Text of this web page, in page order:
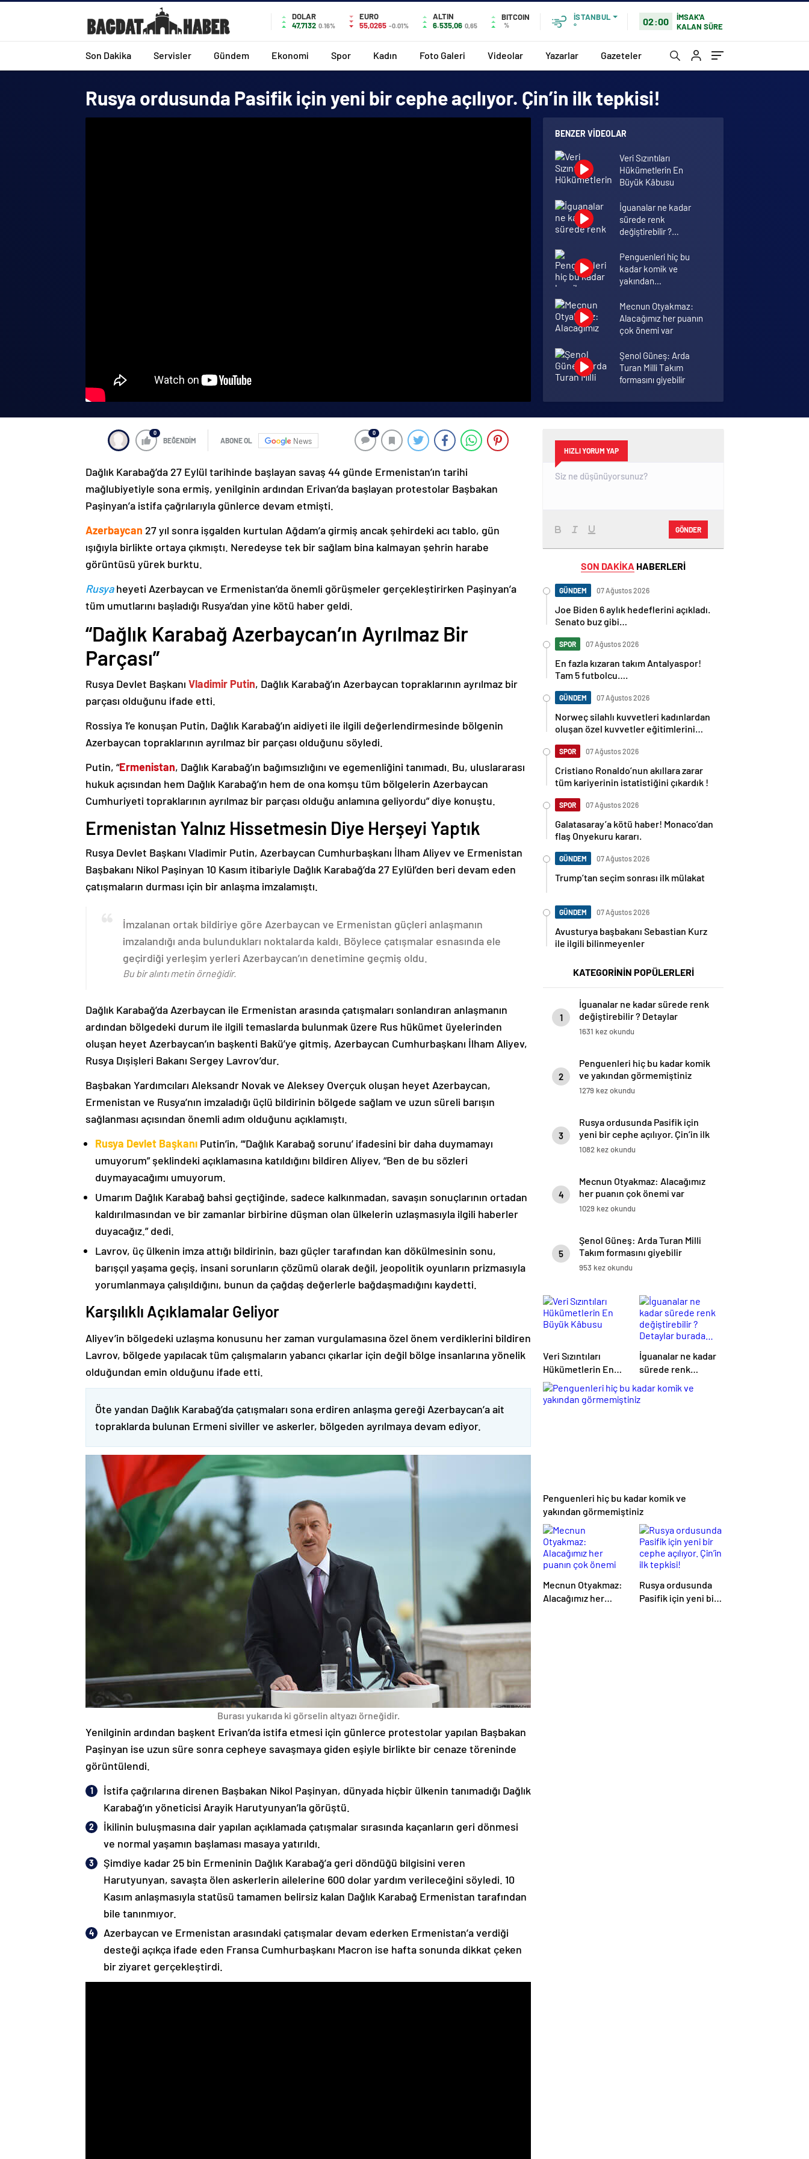
DOLAR
47,7132 0.16%
EURO
55,0265 -0.01%
ALTIN
6.535,06 0,65
BITCOIN
%
İSTANBUL
°
02:00
İMSAK'A
KALAN SÜRE
Son Dakika Servisler Gündem Ekonomi Spor Kadın Foto Galeri Videolar Yazarlar Gazeteler
Rusya ordusunda Pasifik için yeni bir cephe açılıyor. Çin’in ilk tepkisi!
BENZER VIDEOLAR
Veri Sızıntıları
Hükümetlerin En
Büyük Kâbusu
İguanalar ne kadar
sürede renk
değiştirebilir ?
Penguenleri hiç bu
kadar komik ve
yakından
Mecnun Otyakmaz:
Alacağımız her puanın
çok önemi var
Şenol Güneş: Arda
Turan Milli Takım
formasını giyebilir
İkinci dalganın
yaşandığı Bursa’da
0
BEĞENDİM ABONE OL News
0
Dağlık Karabağ’da 27 Eylül tarihinde başlayan savaş 44 günde Ermenistan’ın tarihi
mağlubiyetiyle sona ermiş, yenilginin ardından Erivan’da başlayan protestolar Başbakan
Paşinyan’a istifa çağrılarıyla günlerce devam etmişti.
Azerbaycan 27 yıl sonra işgalden kurtulan Ağdam’a girmiş ancak şehirdeki acı tablo, gün
ışığıyla birlikte ortaya çıkmıştı. Neredeyse tek bir sağlam bina kalmayan şehrin harabe
görüntüsü yürek burktu.
Rusyaheyeti Azerbaycan ve Ermenistan’da önemli görüşmeler gerçekleştirirken Paşinyan’a
tüm umutlarını başladığı Rusya’dan yine kötü haber geldi.
“Dağlık Karabağ Azerbaycan’ın Ayrılmaz Bir
Parçası”
Rusya Devlet Başkanı Vladimir Putin, Dağlık Karabağ’ın Azerbaycan topraklarının ayrılmaz bir
parçası olduğunu ifade etti.
Rossiya 1’e konuşan Putin, Dağlık Karabağ’ın aidiyeti ile ilgili değerlendirmesinde bölgenin
Azerbaycan topraklarının ayrılmaz bir parçası olduğunu söyledi.
Putin, “Ermenistan, Dağlık Karabağ’ın bağımsızlığını ve egemenliğini tanımadı. Bu, uluslararası
hukuk açısından hem Dağlık Karabağ’ın hem de ona komşu tüm bölgelerin Azerbaycan
Cumhuriyeti topraklarının ayrılmaz bir parçası olduğu anlamına geliyordu” diye konuştu.
Ermenistan Yalnız Hissetmesin Diye Herşeyi Yaptık
Rusya Devlet Başkanı Vladimir Putin, Azerbaycan Cumhurbaşkanı İlham Aliyev ve Ermenistan
Başbakanı Nikol Paşinyan 10 Kasım itibariyle Dağlık Karabağ’da 27 Eylül’den beri devam eden
çatışmaların durması için bir anlaşma imzalamıştı.
İmzalanan ortak bildiriye göre Azerbaycan ve Ermenistan güçleri anlaşmanın
imzalandığı anda bulundukları noktalarda kaldı. Böylece çatışmalar esnasında ele
geçirdiği yerleşim yerleri Azerbaycan’ın denetimine geçmiş oldu.
Bu bir alıntı metin örneğidir.
Dağlık Karabağ’da Azerbaycan ile Ermenistan arasında çatışmaları sonlandıran anlaşmanın
ardından bölgedeki durum ile ilgili temaslarda bulunmak üzere Rus hükümet üyelerinden
oluşan heyet Azerbaycan’ın başkenti Bakü’ye gitmiş, Azerbaycan Cumhurbaşkanı İlham Aliyev,
Rusya Dışişleri Bakanı Sergey Lavrov’dur.
Başbakan Yardımcıları Aleksandr Novak ve Aleksey Overçuk oluşan heyet Azerbaycan,
Ermenistan ve Rusya’nın imzaladığı üçlü bildirinin bölgede sağlam ve uzun süreli barışın
sağlanması açısından önemli adım olduğunu açıklamıştı.
Rusya Devlet Başkanı Putin’in, “‘Dağlık Karabağ sorunu’ ifadesini bir daha duymamayı
umuyorum” şeklindeki açıklamasına katıldığını bildiren Aliyev, “Ben de bu sözleri
duymayacağımı umuyorum.
Umarım Dağlık Karabağ bahsi geçtiğinde, sadece kalkınmadan, savaşın sonuçlarının ortadan
kaldırılmasından ve bir zamanlar birbirine düşman olan ülkelerin uzlaşmasıyla ilgili haberler
duyacağız.” dedi.
Lavrov, üç ülkenin imza attığı bildirinin, bazı güçler tarafından kan dökülmesinin sonu,
barışçıl yaşama geçiş, insani sorunların çözümü olarak değil, jeopolitik oyunların prizmasıyla
yorumlanmaya çalışıldığını, bunun da çağdaş değerlerle bağdaşmadığını kaydetti.
Karşılıklı Açıklamalar Geliyor
Aliyev’in bölgedeki uzlaşma konusunu her zaman vurgulamasına özel önem verdiklerini bildiren
Lavrov, bölgede yapılacak tüm çalışmaların yabancı çıkarlar için değil bölge insanlarına yönelik
olduğundan emin olduğunu ifade etti.
Öte yandan Dağlık Karabağ’da çatışmaları sona erdiren anlaşma gereği Azerbaycan’a ait
topraklarda bulunan Ermeni siviller ve askerler, bölgeden ayrılmaya devam ediyor.
Burası yukarıda ki görselin altyazı örneğidir.
Yenilginin ardından başkent Erivan’da istifa etmesi için günlerce protestolar yapılan Başbakan
Paşinyan ise uzun süre sonra cepheye savaşmaya giden eşiyle birlikte bir cenaze töreninde
görüntülendi.
İstifa çağrılarına direnen Başbakan Nikol Paşinyan, dünyada hiçbir ülkenin tanımadığı Dağlık
Karabağ’ın yöneticisi Arayik Harutyunyan’la görüştü.
İkilinin buluşmasına dair yapılan açıklamada çatışmalar sırasında kaçanların geri dönmesi
ve normal yaşamın başlaması masaya yatırıldı.
Şimdiye kadar 25 bin Ermeninin Dağlık Karabağ’a geri döndüğü bilgisini veren
Harutyunyan, savaşta ölen askerlerin ailelerine 600 dolar yardım verileceğini söyledi. 10
Kasım anlaşmasıyla statüsü tamamen belirsiz kalan Dağlık Karabağ Ermenistan tarafından
bile tanınmıyor.
Azerbaycan ve Ermenistan arasındaki çatışmalar devam ederken Ermenistan’a verdiği
desteği açıkça ifade eden Fransa Cumhurbaşkanı Macron ise hafta sonunda dikkat çeken
bir ziyaret gerçekleştirdi.
HIZLI YORUM YAP
GÖNDER
SON DAKİKA HABERLERİ
GÜNDEM 07 Ağustos 2026
Joe Biden 6 aylık hedeflerini açıkladı.
Senato buz gibi…
SPOR 07 Ağustos 2026
En fazla kızaran takım Antalyaspor!
Tam 5 futbolcu….
GÜNDEM 07 Ağustos 2026
Norweç silahlı kuvvetleri kadınlardan
oluşan özel kuvvetler eğitimlerini
SPOR 07 Ağustos 2026
Cristiano Ronaldo’nun akıllara zarar
tüm kariyerinin istatistiğini çıkardık !
SPOR 07 Ağustos 2026
Galatasaray’a kötü haber! Monaco’dan
flaş Onyekuru kararı.
GÜNDEM 07 Ağustos 2026
Trump’tan seçim sonrası ilk mülakat
GÜNDEM 07 Ağustos 2026
Avusturya başbakanı Sebastian Kurz
ile ilgili bilinmeyenler
KATEGORİNİN POPÜLERLERİ
1
İguanalar ne kadar sürede renk
değiştirebilir ? Detaylar
burada…
1631 kez okundu
2
Penguenleri hiç bu kadar komik
ve yakından görmemiştiniz
1279 kez okundu
3
Rusya ordusunda Pasifik için
yeni bir cephe açılıyor. Çin’in ilk
tepkisi!
1082 kez okundu
4
Mecnun Otyakmaz: Alacağımız
her puanın çok önemi var
1029 kez okundu
5
Şenol Güneş: Arda Turan Milli
Takım formasını giyebilir
953 kez okundu
Veri Sızıntıları
Hükümetlerin En
Büyük Kâbusu
İguanalar ne kadar
sürede renk
değiştirebilir ?
Detaylar burada…
Penguenleri hiç bu kadar komik ve
yakından görmemiştiniz
Mecnun Otyakmaz:
Alacağımız her
Rusya ordusunda
Pasifik için yeni bir